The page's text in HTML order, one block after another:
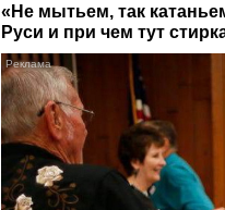
«Не мытьем, так
Руси и при чем тут